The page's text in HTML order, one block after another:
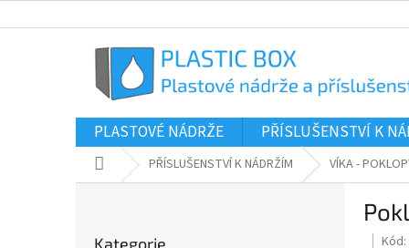
na
PLASTOVÉ NÁDRŽE PŘÍSLUŠENSTVÍ K
Domů PŘÍSLUŠENSTVÍ K NÁDRŽÍM VÍKA -
kategorie
Kategorie Kód: